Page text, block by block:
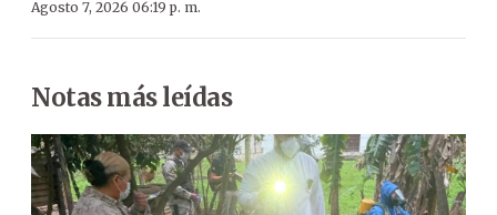
Agosto 7, 2026 06:19 p. m.
Notas más leídas